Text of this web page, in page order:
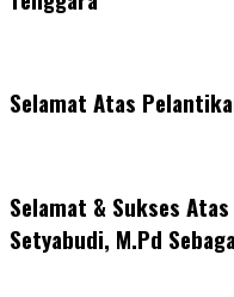
Selamat Atas
Selamat & Sukses
Setyabudi, M.Pd